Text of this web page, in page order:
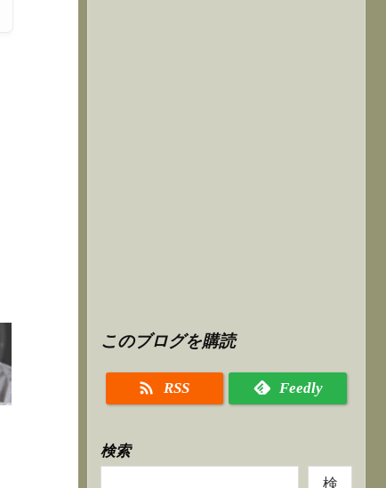
このブログを購読
 RSS Feedly
検索
検